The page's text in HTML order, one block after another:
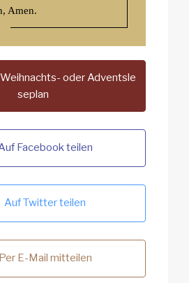
Amen.
oder Adventsle
seplan
Facebook teilen
Auf Twitter teilen
Per E-Mail mitteilen